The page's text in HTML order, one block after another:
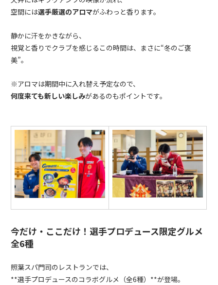
空間には選手厳選のアロマがふわっと香ります。
静かに汗をかきながら、
視覚と香りでクラブを感じるこの時間は、まさに“冬のご褒
美”。
※アロマは期間中に入れ替え予定なので、
何度来ても新しい楽しみがあるのもポイントです。
今だけ・ここだけ！選手プロデュース限定グルメ
全6種
照葉スパ門司のレストランでは、
**選手プロデュースのコラボグルメ（全6種）**が登場。